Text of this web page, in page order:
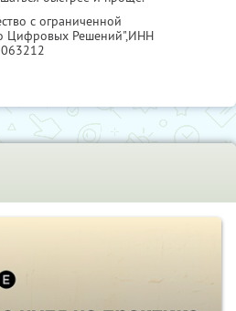
с ограниченной
Цифровых Решений",ИНН